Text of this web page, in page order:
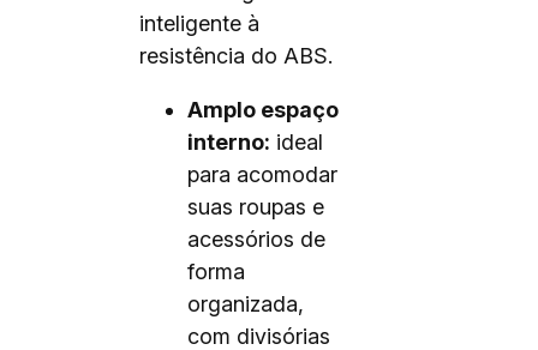
inteligente à
resistência do ABS.
Amplo espaço
interno: ideal
para acomodar
suas roupas e
acessórios de
forma
organizada,
com divisórias